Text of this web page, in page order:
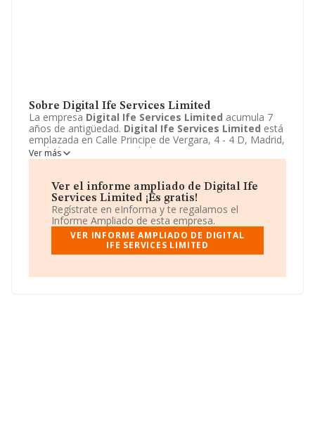
Sobre Digital Ife Services Limited
La empresa Digital Ife Services Limited acumula 7
años de antigüedad. Digital Ife Services Limited está
emplazada en Calle Principe de Vergara, 4 - 4 D, Madrid,
Madrid. Centra su actividad CNAE como 6190 - Otras
actividades de telecomunicaciones. La empresaDigital
Ver más
Ver el informe ampliado de Digital Ife
Services Limited ¡Es gratis!
Regístrate en eInforma y te regalamos el
Informe Ampliado de esta empresa.
VER INFORME AMPLIADO DE DIGITAL
IFE SERVICES LIMITED